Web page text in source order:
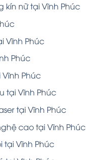
kín nữ tại Vĩnh Phúc
Vĩnh Phúc
Phúc
Phúc
tại Vĩnh Phúc
tại Vĩnh Phúc
cao tại Vĩnh Phúc
tại Vĩnh Phúc